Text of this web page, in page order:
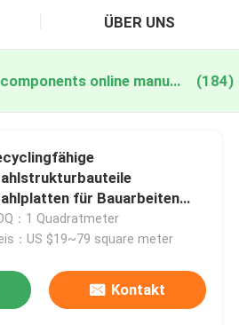
ÜBER UNS
steel structural components online manufacture (184)
für Bauarbeiten
Zertifikat
：1 Quadratmeter
：US $19~79 square meter
Kontakt